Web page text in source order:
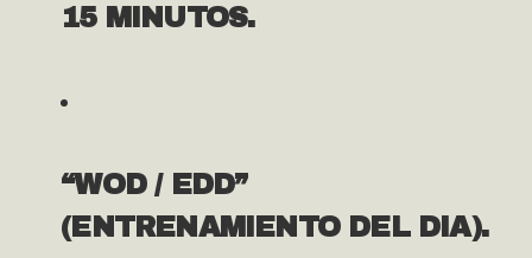
15 MINUTOS.
“WOD / EDD”
(ENTRENAMIENTO DEL DIA).